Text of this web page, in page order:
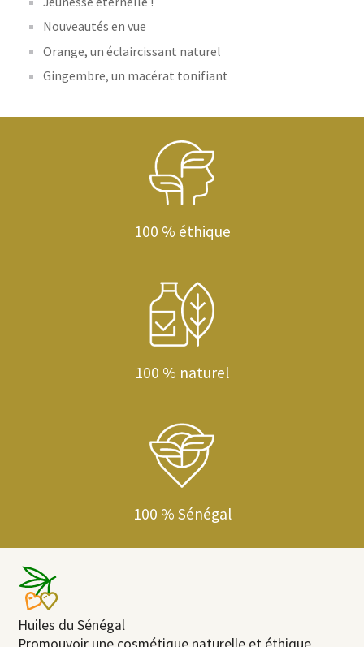
Nouveautés en vue
Orange, un éclaircissant naturel
Gingembre, un macérat tonifiant
100 % éthique
100 % naturel
100 % Sénégal
Huiles du Sénégal